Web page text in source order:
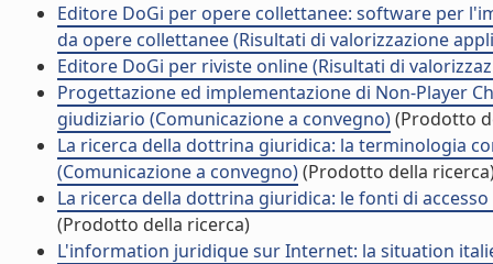
Editore DoGi per opere collettanee: software per
da opere collettanee (Risultati di valorizzazione
Editore DoGi per riviste online (Risultati di
Progettazione ed implementazione di Non-Player
giudiziario (Comunicazione a convegno)(Prodotto
La ricerca della dottrina giuridica: la terminologia
(Comunicazione a convegno)(Prodotto della
La ricerca della dottrina giuridica: le fonti di
(Prodotto della ricerca)
L'information juridique sur Internet: la situation